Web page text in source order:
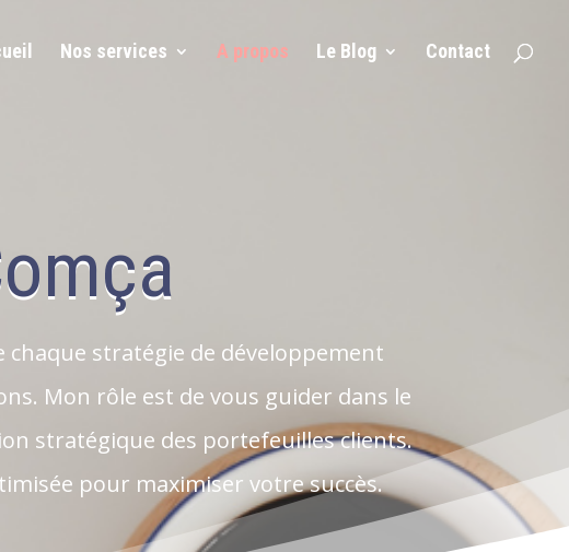
Nos services A propos Le Blog Contact
chaque stratégie de développement
Mon rôle est de vous guider dans le
stratégique des portefeuilles clients.
pour maximiser votre succès.